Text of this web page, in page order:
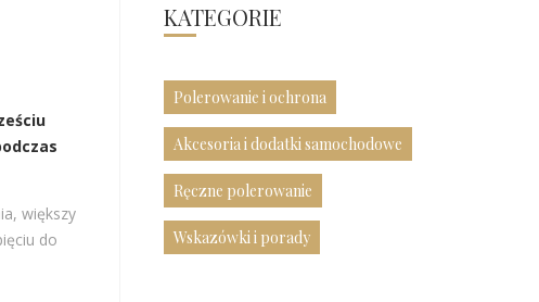
większy
do
KATEGORIE
Polerowanie i ochrona
Akcesoria i dodatki samochodowe
Ręczne polerowanie
Wskazówki i porady